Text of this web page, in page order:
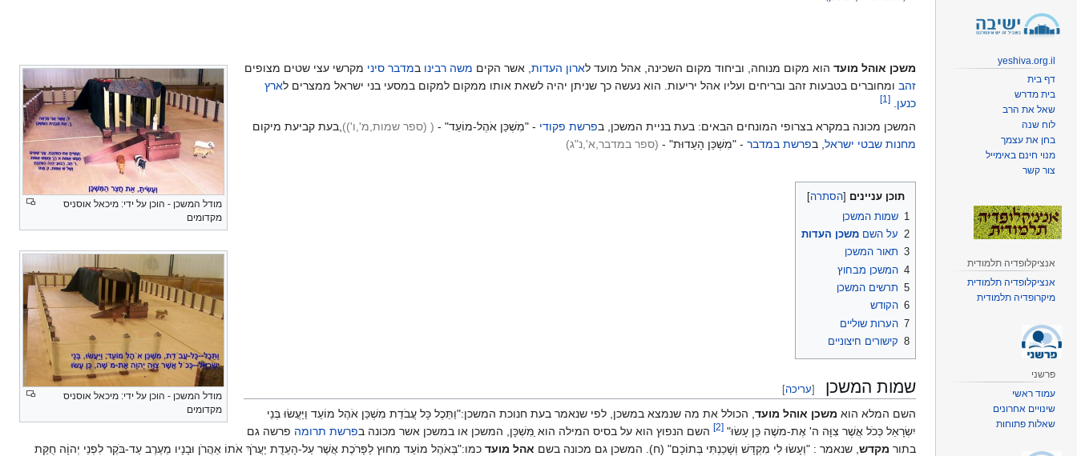
מודל המשכן - הוכן על ידי: מיכאל אוסניס
מקדומים
מודל המשכן - הוכן על ידי: מיכאל אוסניס
מקדומים
משכן אוהל מועד הוא מקום מנוחה, וביחוד מקום השכינה, אהל מועד לארון העדות , אשר הקים משה רבינו במדבר סיני מקרשי עצי שטים מצופים
זהב ומחוברים בטבעות זהב ובריחים ועליו אהל יריעות. הוא נעשה כך שניתן יהיה לשאת אותו ממקום למקום במסעי בני ישראל ממצרים לארץ
כנען
[
1
]
המשכן מכונה במקרא בצרופי המונחים הבאים: בעת בניית המשכן, בפרשת פקודי - "מִשְׁכַּן אֹהֶל-מוֹעֵד" - ( (ספר שמות,מ',ו')) ,בעת קביעת מיקום
מחנות שבטי ישראל , בפרשת במדבר - "מִשְׁכַּן הָעֵדוּת" - (ספר במדבר,א',נ"ג)
תוכן עניינים
1 שמות המשכן
2 על השם משכן העדות
3 תאור המשכן
4 המשכן מבחוץ
5 תרשים המשכן
6 הקודש
7 הערות שוליים
8 קישורים חיצוניים
שמות המשכן [עריכה]
השם המלא הוא משכן אוהל מועד , הכולל את מה שנמצא במשכן, לפי שנאמר בעת חנוכת המשכן:"וַתֵּכֶל כָּל עֲבֹדַת מִשְׁכַּן אֹהֶל מוֹעֵד וַיַּעֲשׂוּ בְּנֵי
יִשְׂרָאֵל כְּכֹל אֲשֶׁר צִוָּה ה' אֶת-משֶׁה כֵּן עָשׂוּ" [
2
] השם הנפוץ הוא על בסיס המילה הוא ַמִּשְׁכָּן, המשכן או במשכן אשר מכונה בפרשת תרומה פרשה גם
בתור מקדש , שנאמר : "וְעָשׂוּ לִי מִקְדָּשׁ וְשָׁכַנְתִּי בְּתוֹכָם" (ח). המשכן גם מכונה בשם אהל מועד כמו:"בְּאֹהֶל מוֹעֵד מִחוּץ לַפָּרֹכֶת אֲשֶׁר עַל-הָעֵדֻת יַעֲרֹךְ אֹתוֹ אַהֲרֹן וּבָנָיו מֵעֶרֶב עַד-בֹּקֶר לִפְנֵי יְהוָֹה חֻקַּת
yeshiva.org.il
דף בית
בית מדרש
שאל את הרב
לוח שנה
בחן את עצמך
מנוי חינם באימייל
צור קשר
אנציקלופדיה תלמודית
אנציקלופדיה תלמודית
מיקרופדיה תלמודית
פרשני
עמוד ראשי
שינויים אחרונים
שאלות פתוחות